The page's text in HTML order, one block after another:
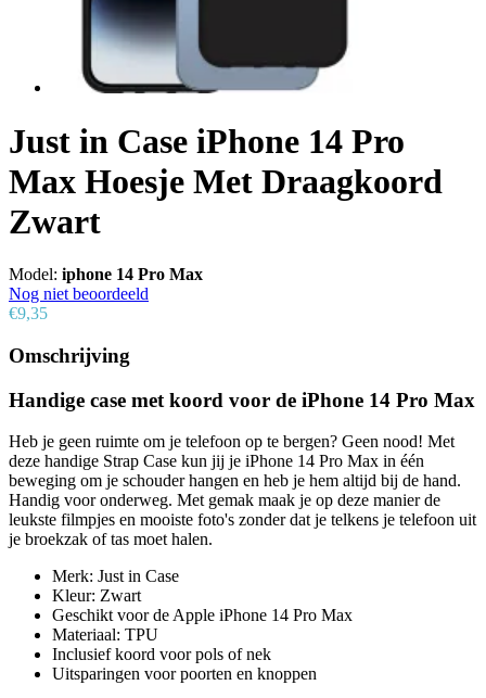
Just in Case iPhone 14 Pro
Max Hoesje Met Draagkoord
Zwart
Model: iphone 14 Pro Max
Nog niet beoordeeld
€9,35
Omschrijving
Handige case met koord voor de iPhone 14 Pro Max
Heb je geen ruimte om je telefoon op te bergen? Geen nood! Met
deze handige Strap Case kun jij je iPhone 14 Pro Max in één
beweging om je schouder hangen en heb je hem altijd bij de hand.
Handig voor onderweg. Met gemak maak je op deze manier de
leukste filmpjes en mooiste foto's zonder dat je telkens je telefoon uit
je broekzak of tas moet halen.
Merk: Just in Case
Kleur: Zwart
Geschikt voor de Apple iPhone 14 Pro Max
Materiaal: TPU
Inclusief koord voor pols of nek
Uitsparingen voor poorten en knoppen